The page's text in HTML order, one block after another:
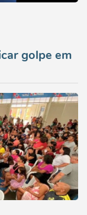
golpe em